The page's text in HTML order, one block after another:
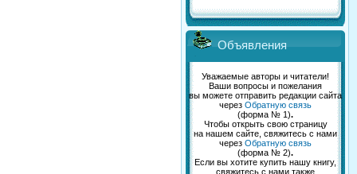
Объявления
Уважаемые авторы и читатели!
Ваши вопросы и пожелания
вы можете отправить редакции сайта
через Обратную связь
(форма № 1).
Чтобы открыть свою страницу
на нашем сайте, свяжитесь с нами
через Обратную связь
(форма № 2).
Если вы хотите купить нашу книгу,
свяжитесь с нами также